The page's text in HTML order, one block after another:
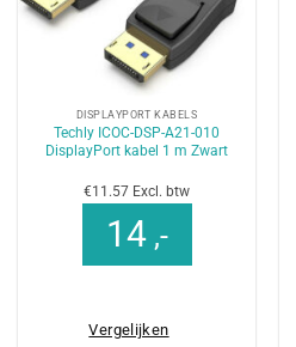
DISPLAYPORT KABELS
Techly ICOC-DSP-A21-010
DisplayPort kabel 1 m Zwart
€11.57 Excl. btw
14,-
Vergelijken